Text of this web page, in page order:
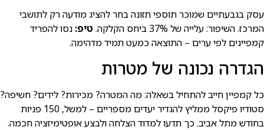
עסק בגבעתיים שמוכר תוספי תזונה בחר להציג מודעה רק לתושבי
המרכז. השיפור: עלייה של 37% ביחס הקלקה.
טיפ: נסו להפריד
קמפיינים לפי ערים – התוצאה כמעט תמיד מדהימה.
הגדרה נכונה של מטרות
כל קמפיין חייב להתחיל בשאלה: מה המטרה? מכירות? לידים? חשיפה?
סטודיו פיקסל ממליץ להגדיר יעדים מספריים – למשל, 150 פניות
בחודש מתל אביב. כך תדעו למדוד הצלחה ולבצע אופטימיזציה חכמה.